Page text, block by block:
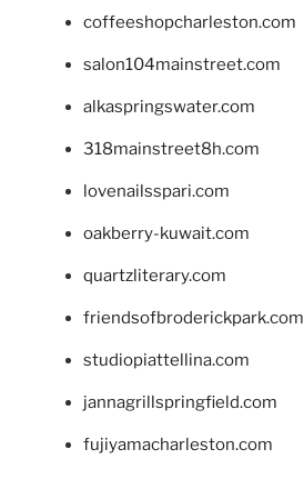
coffeeshopcharleston.com
salon104mainstreet.com
alkaspringswater.com
318mainstreet8h.com
lovenailsspari.com
oakberry-kuwait.com
quartzliterary.com
friendsofbroderickpark.com
studiopiattellina.com
jannagrillspringfield.com
fujiyamacharleston.com